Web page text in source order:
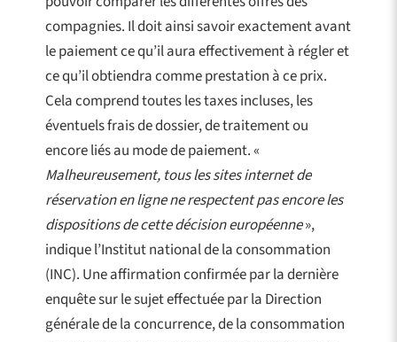
compagnies. Il doit ainsi savoir exactement avant
le paiement ce qu’il aura effectivement à régler et
ce qu’il obtiendra comme prestation à ce prix.
Cela comprend toutes les taxes incluses, les
éventuels frais de dossier, de traitement ou
encore liés au mode de paiement. «
Malheureusement, tous les sites internet de
réservation en ligne ne respectent pas encore les
dispositions de cette décision européenne»,
indique l’Institut national de la consommation
(INC). Une affirmation confirmée par la dernière
enquête sur le sujet effectuée par la Direction
générale de la concurrence, de la consommation